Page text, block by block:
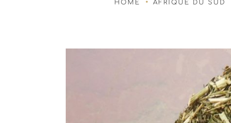
HOME AFRIQUE DU SUD